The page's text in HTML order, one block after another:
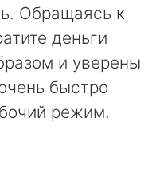
Обращаясь к
деньги
и уверены
быстро
режим.